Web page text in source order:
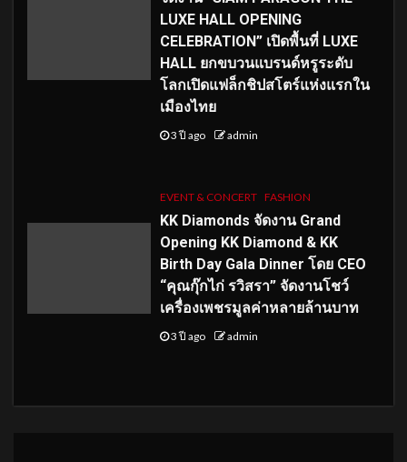
LUXE HALL OPENING
CELEBRATION” เปิดพื้นที่ LUXE
HALL ยกขบวนแบรนด์หรูระดับ
โลกเปิดแฟล็กชิปสโตร์แห่งแรกใน
เมืองไทย
3 ปี ago admin
EVENT & CONCERT FASHION
KK Diamonds จัดงาน Grand
Opening KK Diamond & KK
Birth Day Gala Dinner โดย CEO
“คุณกุ๊กไก่ รวิสรา” จัดงานโชว์
เครื่องเพชรมูลค่าหลายล้านบาท
3 ปี ago admin